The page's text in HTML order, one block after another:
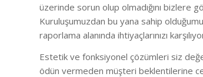
üzerinde sorun olup olmadığını bizlere
Kuruluşumuzdan bu yana sahip
raporlama alanında ihtiyaçlarınızı
Estetik ve fonksiyonel çözümleri siz
ödün vermeden müşteri beklentilerine